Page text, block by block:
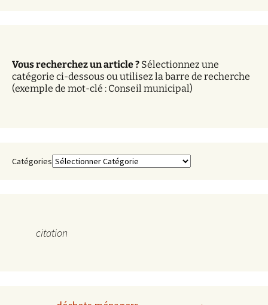
e
s
Vous recherchez un article ? Sélectionnez une
catégorie ci-dessous ou utilisez la barre de recherche
(exemple de mot-clé : Conseil municipal)
Catégories
citation